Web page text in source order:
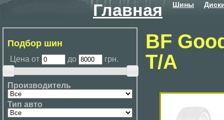
Главная Шины
Подбор шин
Цена от до грн.
Производитель
Тип авто
BF
T/A